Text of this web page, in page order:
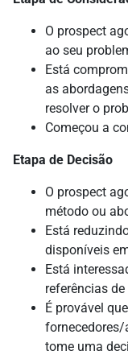
O prospect
ao seu
Está
as
resolver o
Começou a
Etapa de Decisão
O prospect
método ou
Está
disponíveis
Está
referências
É provável
fornecedores/
tome uma